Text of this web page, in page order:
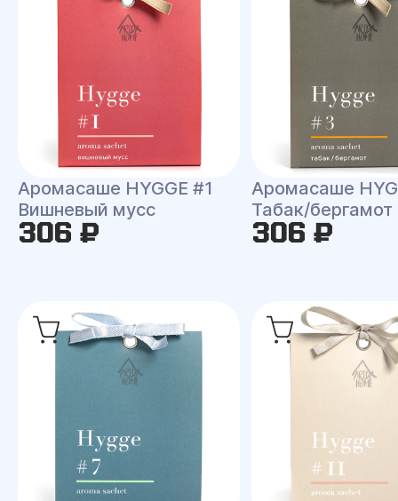
Аромасаше HYGGE #1
Вишневый мусс
306 ₽
Аромасаше
Табак/бергамот
306 ₽